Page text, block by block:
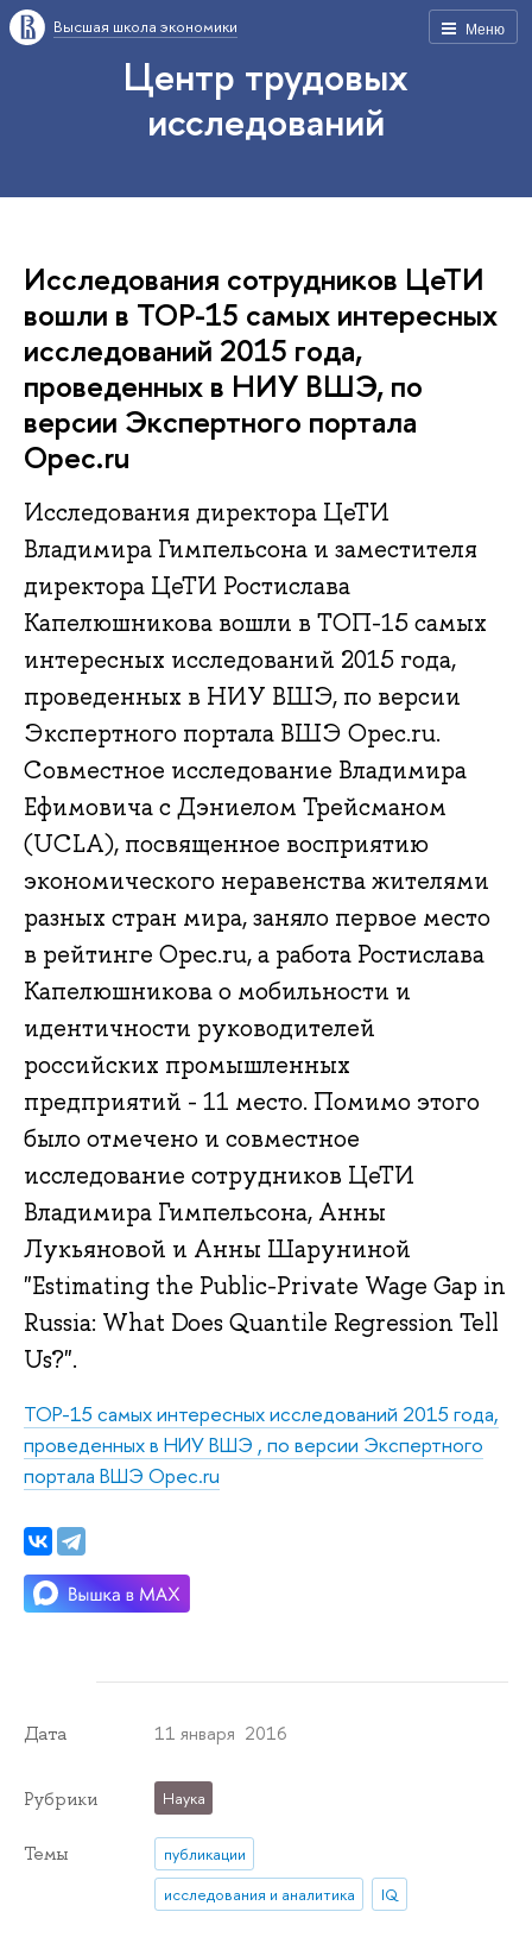
Меню
Высшая школа экономики
Центр трудовых
исследований
Исследования сотрудников ЦеТИ
вошли в ТОР-15 самых интересных
исследований 2015 года,
проведенных в НИУ ВШЭ, по
версии Экспертного портала
Opec.ru
Исследования директора ЦеТИ
Владимира Гимпельсона и заместителя
директора ЦеТИ Ростислава
Капелюшникова вошли в ТОП-15 самых
интересных исследований 2015 года,
проведенных в НИУ ВШЭ, по версии
Экспертного портала ВШЭ Opec.ru.
Совместное исследование Владимира
Ефимовича с Дэниелом Трейсманом
(UCLA), посвященное восприятию
экономического неравенства жителями
разных стран мира, заняло первое место
в рейтинге Opec.ru, а работа Ростислава
Капелюшникова о мобильности и
идентичности руководителей
российских промышленных
предприятий - 11 место. Помимо этого
было отмечено и совместное
исследование сотрудников ЦеТИ
Владимира Гимпельсона, Анны
Лукьяновой и Анны Шаруниной
"Estimating the Public-Private Wage Gap in
Russia: What Does Quantile Regression Tell
Us?".
ТОР-15 самых интересных исследований 2015 года,
проведенных в НИУ ВШЭ , по версии Экспертного
портала ВШЭ Opec.ru
Дата 11 января 2016
Рубрики Наука
Темы
публикации
исследования и аналитика
IQ